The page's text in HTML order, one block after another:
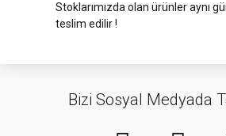
Stoklarımızda olan ürünler aynı
teslim edilir !
Bizi Sosyal Medyada